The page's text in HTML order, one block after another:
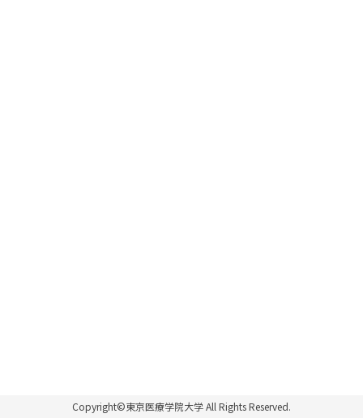
Copyright©東京医療学院大学 All Rights Reserved.